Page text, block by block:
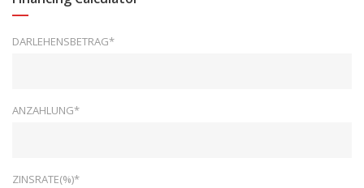
DARLEHENSBETRAG*
ANZAHLUNG*
ZINSRATE(%)*